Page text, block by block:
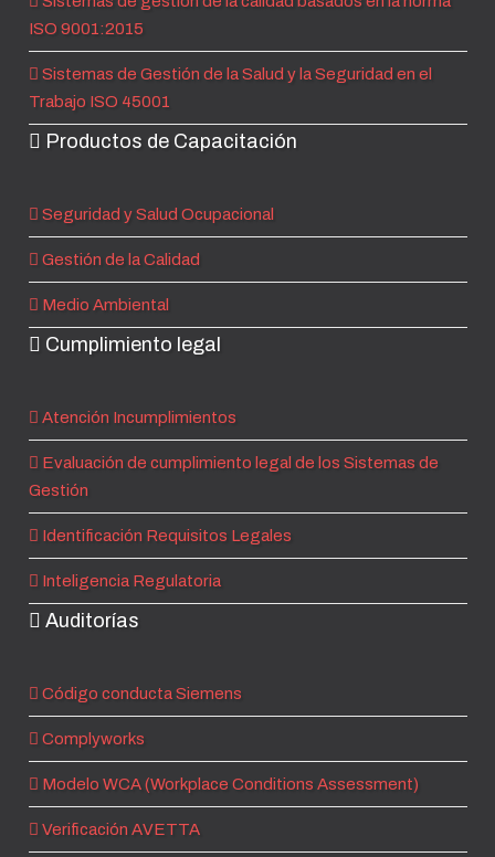
ISO 9001:2015
Sistemas de Gestión de la Salud y la Seguridad en el
Trabajo ISO 45001
Productos de Capacitación
Seguridad y Salud Ocupacional
Gestión de la Calidad
Medio Ambiental
Cumplimiento legal
Atención Incumplimientos
Evaluación de cumplimiento legal de los Sistemas de
Gestión
Identificación Requisitos Legales
Inteligencia Regulatoria
Auditorías
Código conducta Siemens
Complyworks
Modelo WCA (Workplace Conditions Assessment)
Verificación AVETTA